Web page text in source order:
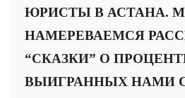
ЮРИСТЫ В АСТАНА.
НАМЕРЕВАЕМСЯ
“СКАЗКИ” О
ВЫИГРАННЫХ НАМИ